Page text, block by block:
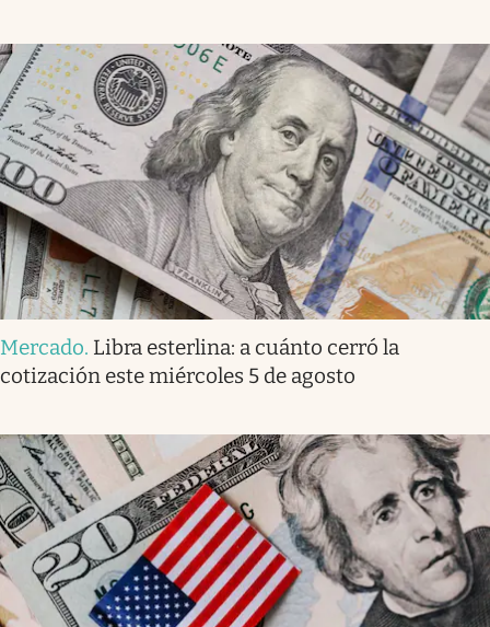
Mercado. Libra esterlina: a cuánto cerró la
cotización este miércoles 5 de agosto